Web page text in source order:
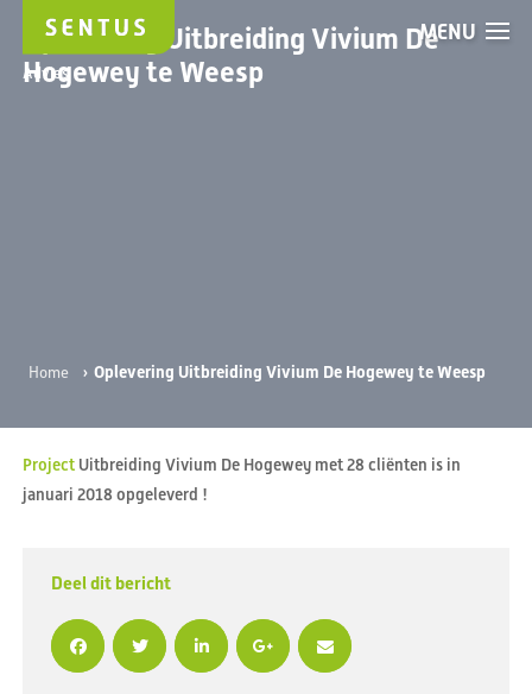
Advies
MENU
Oplevering Uitbreiding Vivium De
Hogewey te Weesp
Home ›Oplevering Uitbreiding Vivium De Hogewey te Weesp
Project Uitbreiding Vivium De Hogewey met 28 cliënten is in
januari 2018 opgeleverd !
Deel dit bericht